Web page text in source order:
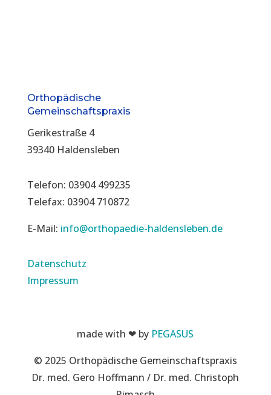
Orthopädische
Gemeinschaftspraxis
Gerikestraße 4
39340 Haldensleben
Telefon: 03904 499235
Telefax: 03904 710872
E-Mail: info@orthopaedie-haldensleben.de
Datenschutz
Impressum
made with ❤ by PEGASUS
© 2025 Orthopädische Gemeinschaftspraxis
Dr. med. Gero Hoffmann / Dr. med. Christoph